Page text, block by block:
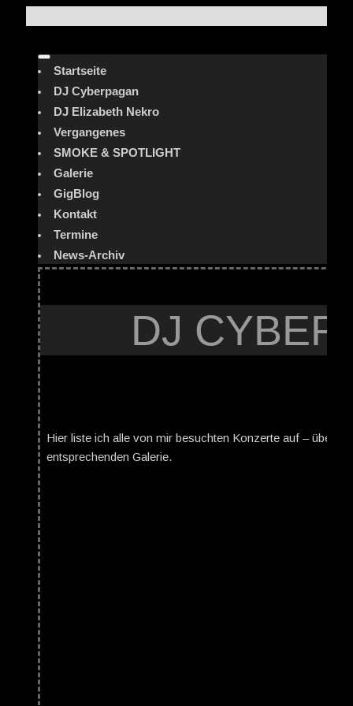
Startseite
DJ Cyberpagan
DJ Elizabeth Nekro
Vergangenes
SMOKE & SPOTLIGHT
Galerie
GigBlog
Kontakt
Termine
News-Archiv
DJ
Hier liste ich alle von mir besuchten Konzerte auf – über
entsprechenden Galerie.